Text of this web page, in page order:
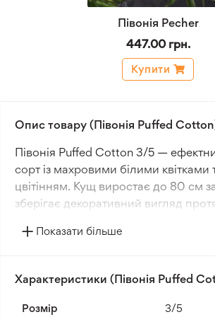
Півонія Pecher
447.00 грн.
Купити
Опис товару (Півонія Puffed
Півонія Puffed Cotton 3/5 —
сорт із махровими білими квітками
цвітінням. Кущ виростає до 80 см
зберігає декоративний вигляд
композицій.
Сорт формує великі квіткові
розкриваються в середині сезону.
Показати більше
Характеристики (Півонія Puffed
Розмір
3/5